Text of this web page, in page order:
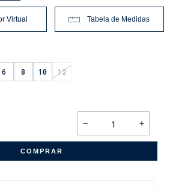
Virtual Tabela de Medidas
6 8 10 12
COMPRAR